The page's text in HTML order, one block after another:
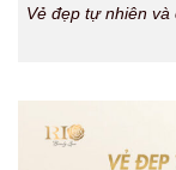
Vẻ đẹp tự nhiên